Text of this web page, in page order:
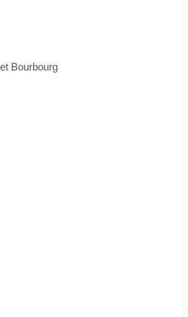
Bourbourg